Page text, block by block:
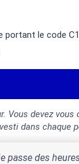
portant le code
devez vous
dans chaque
passe des